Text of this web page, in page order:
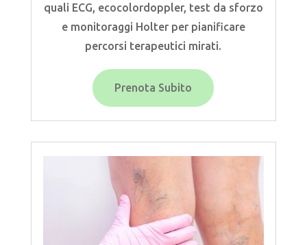
quali ECG, ecocolordoppler, test da sforzo
e monitoraggi Holter per pianificare
percorsi terapeutici mirati.
Prenota Subito